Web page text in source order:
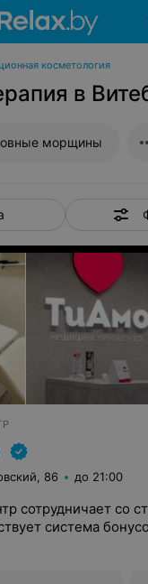
косметология
в
морщины
86 до 21:00
сотрудничает со
система